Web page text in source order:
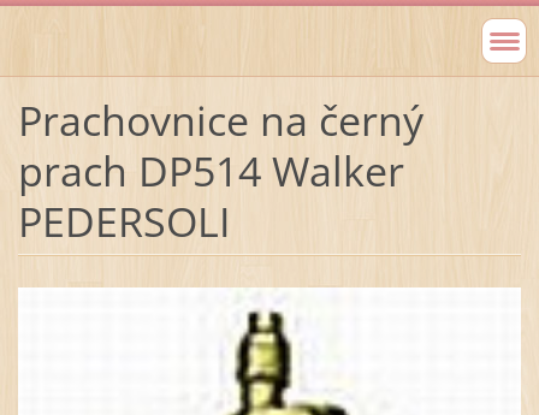
Prachovnice na černý
prach DP514 Walker
PEDERSOLI